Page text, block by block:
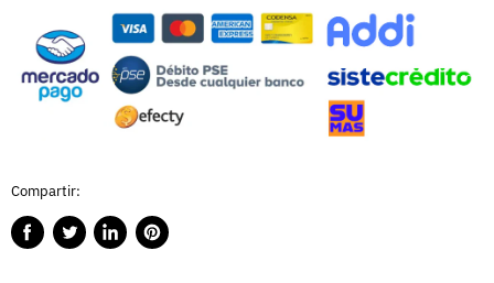
Compartir:
CompartirPublicarCompartirGuardar